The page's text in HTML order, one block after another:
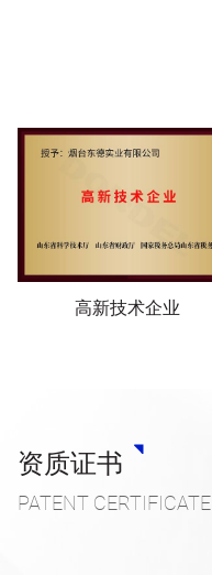
高新技术企业
资质证书
PATENT CERTIFICATE